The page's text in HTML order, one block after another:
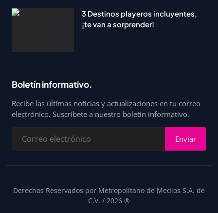
3 Destinos playeros incluyentes,
¡te van a sorprender!
Boletín informativo.
Recibe las últimas noticias y actualizaciones en tu correo
electrónico. Suscríbete a nuestro boletín informativo.
Enviar
Derechos Reservados por Metropolitano de Medios S.A. de
C.V. / 2026 ®